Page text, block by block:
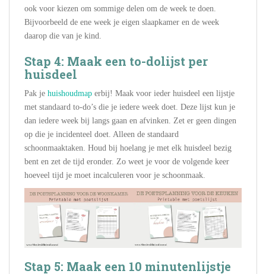
ook voor kiezen om sommige delen om de week te doen.
Bijvoorbeeld de ene week je eigen slaapkamer en de week
daarop die van je kind.
Stap 4: Maak een to-dolijst per
huisdeel
Pak je huishoudmap erbij! Maak voor ieder huisdeel een lijstje
met standaard to-do’s die je iedere week doet. Deze lijst kun je
dan iedere week bij langs gaan en afvinken. Zet er geen dingen
op die je incidenteel doet. Alleen de standaard
schoonmaaktaken. Houd bij hoelang je met elk huisdeel bezig
bent en zet de tijd eronder. Zo weet je voor de volgende keer
hoeveel tijd je moet incalculeren voor je schoonmaak.
Stap 5: Maak een 10 minutenlijstje